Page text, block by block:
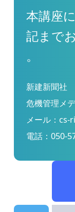
本講座
記まで
。
新建新聞社
危機管理メ
メール： cs-
電話： 050-